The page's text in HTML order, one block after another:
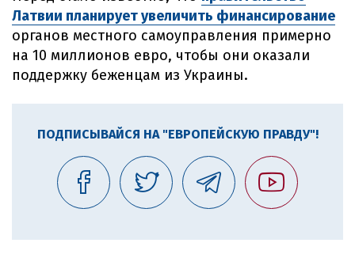
Латвии планирует увеличить финансирование
органов местного самоуправления примерно
на 10 миллионов евро, чтобы они оказали
поддержку беженцам из Украины.
ПОДПИСЫВАЙСЯ НА "ЕВРОПЕЙСКУЮ ПРАВДУ"!